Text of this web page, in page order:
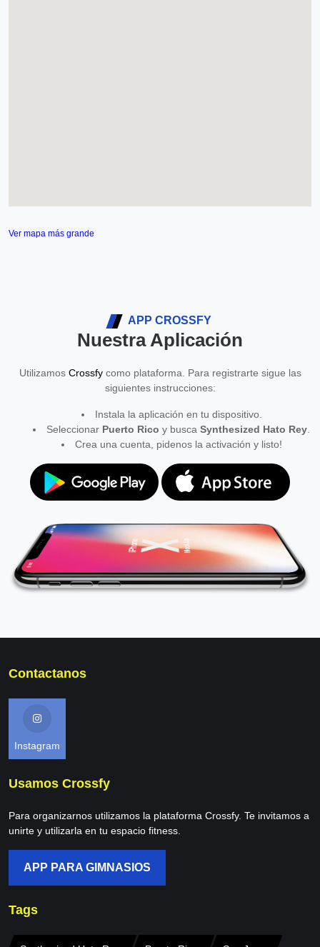
Ver mapa más grande
APP CROSSFY
Nuestra Aplicación
Utilizamos Crossfycomo plataforma. Para registrarte sigue las
siguientes instrucciones:
Instala la aplicación en tu dispositivo.
Seleccionar Puerto Rico y busca Synthesized Hato Rey
Crea una cuenta, pidenos la activación y listo!
Contactanos
Instagram
Usamos Crossfy
Para organizarnos utilizamos la plataforma Crossfy. Te invitamos a
unirte y utilizarla en tu espacio fitness.
APP PARA GIMNASIOS
Tags